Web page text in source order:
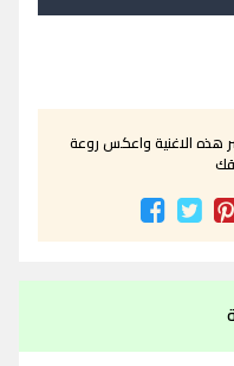
هذه الاغنية واعكس روعة